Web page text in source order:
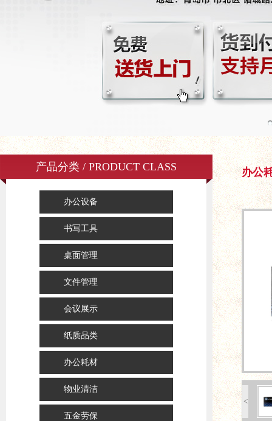
产品分类 / PRODUCT CLASS
办公设备
书写工具
桌面管理
文件管理
会议展示
纸质品类
办公耗材
物业清洁
五金劳保
办公
<